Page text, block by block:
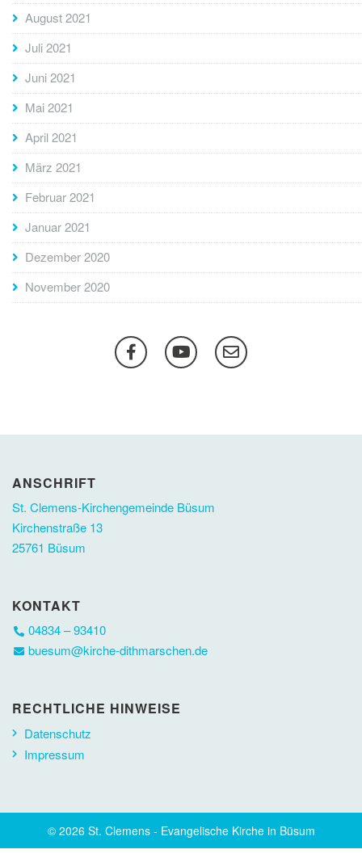
August 2021
Juli 2021
Juni 2021
Mai 2021
April 2021
März 2021
Februar 2021
Januar 2021
Dezember 2020
November 2020
ANSCHRIFT
St. Clemens-Kirchengemeinde Büsum
Kirchenstraße 13
25761 Büsum
KONTAKT
04834 – 93410
buesum@kirche-dithmarschen.de
RECHTLICHE HINWEISE
Datenschutz
Impressum
© 2026 St. Clemens - Evangelische Kirche in Büsum